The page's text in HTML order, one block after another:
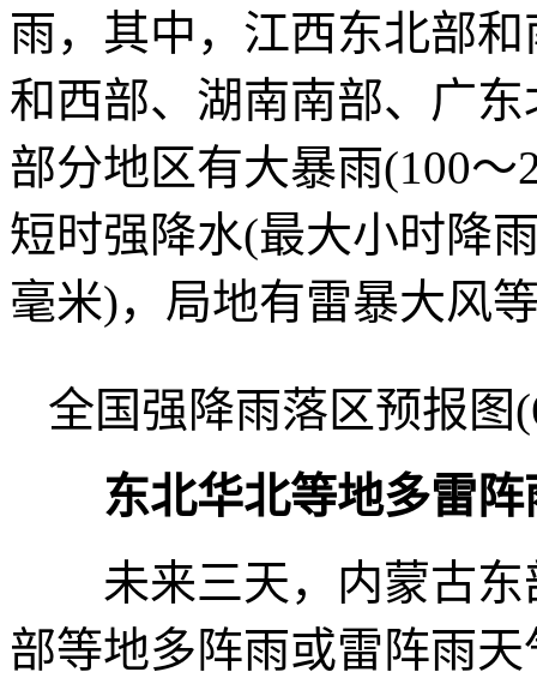
雨，其中，江西东北部
和西部、湖南南部、广
部分地区有大暴雨(100
短时强降水(最大小时降
毫米)，局地有雷暴大风
全国强降雨落区预报图
东北华北等地多雷阵
未来三天，内蒙古东
部等地多阵雨或雷阵雨